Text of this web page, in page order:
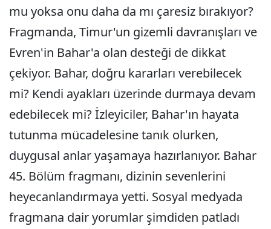
mu yoksa onu daha da mı çaresiz bırakıyor?
Fragmanda, Timur'un gizemli davranışları ve
Evren'in Bahar'a olan desteği de dikkat
çekiyor. Bahar, doğru kararları verebilecek
mi? Kendi ayakları üzerinde durmaya devam
edebilecek mi? İzleyiciler, Bahar'ın hayata
tutunma mücadelesine tanık olurken,
duygusal anlar yaşamaya hazırlanıyor. Bahar
45. Bölüm fragmanı, dizinin sevenlerini
heyecanlandırmaya yetti. Sosyal medyada
fragmana dair yorumlar şimdiden patladı